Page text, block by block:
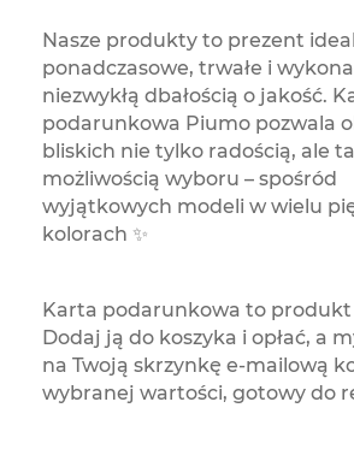
Nasze produkty to prezent
ponadczasowe, trwałe i
niezwykłą dbałością o jakość.
podarunkowa Piumo pozwala
bliskich nie tylko radością, ale
możliwością wyboru – spośród
wyjątkowych modeli w wielu
kolorach ✨
Karta podarunkowa to
Dodaj ją do koszyka i opłać, a
na Twoją skrzynkę e-mailową
wybranej wartości, gotowy do